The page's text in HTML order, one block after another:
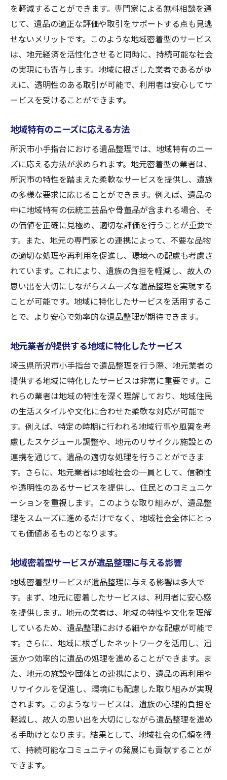
を軽減することができます。専門家による無料相談を通
じて、遺品の適正な評価や取引をサポートする点も見逃
せないメリットです。このような地域密着型のサービス
は、地元経済を活性化させると同時に、持続可能な社会
の実現にも寄与します。地域に根ざした業者であるがゆ
えに、透明性のある取引が可能で、利用者は安心してサ
ービスを受けることができます。
地域特有のニーズに応える方法
所沢市小手指台における遺品整理では、地域特有のニー
ズに応える方法が求められます。地元密着型の業者は、
所沢市の特性を踏まえた柔軟なサービスを提供し、遺族
の多様な要求に応じることができます。例えば、遺品の
中に地域特有の伝統工芸品や骨董品が含まれる場合、そ
の価値を正確に見極め、適切な評価を行うことが重要で
す。また、地元の専門家との連携によって、不要な品物
の適切な処理や再利用を促進し、環境への配慮も考慮さ
れています。これにより、遺族の負担を軽減し、故人の
思い出を大切にしながらスムーズな遺品整理を実現する
ことが可能です。地域に特化したサービスを活用するこ
とで、より安心で効率的な遺品整理が期待できます。
地元業者が提供する地域に特化したサービス
埼玉県所沢市小手指台で遺品整理を行う際、地元業者の
提供する地域に特化したサービスは非常に重要です。こ
れらの業者は地域の特性を深く理解しており、地域住民
の生活スタイルや文化に合わせた柔軟な対応が可能で
す。例えば、特定の時期に行われる地域行事や風習を考
慮したスケジュール調整や、地元のリサイクル施設との
連携を通じて、遺品の適切な処理を行うことができま
す。さらに、地元業者は地域社会の一員として、信頼性
や透明性のあるサービスを提供し、住民とのコミュニケ
ーションを重視します。このような取り組みが、遺品整
理をスムーズに進めるだけでなく、地域社会全体にとっ
ても価値あるものとなります。
地域密着型サービスが遺品整理に与える影響
地域密着型サービスが遺品整理に与える影響は多大で
す。まず、地元に密着したサービスは、利用者に安心感
を提供します。地元の業者は、地域の特性や文化を理解
しているため、遺品整理における細やかな配慮が可能で
す。さらに、地域に根ざしたネットワークを活用し、迅
速かつ効率的に遺品の処理を進めることができます。ま
た、地元の施設や団体との連携により、遺品の再利用や
リサイクルを促進し、環境にも配慮した取り組みが実現
されます。このようなサービスは、遺族の心理的負担を
軽減し、故人の思い出を大切にしながら遺品整理を進め
る手助けとなります。結果として、地域社会の信頼を得
て、持続可能なコミュニティの発展にも貢献することが
できます。